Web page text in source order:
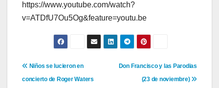
https://www.youtube.com/watch?
v=ATDfU7Ou5Og&feature=youtu.be
Navegación
Don Francisco y las Parodias
(23 de noviembre)
Niños se lucieron en
concierto de Roger Waters